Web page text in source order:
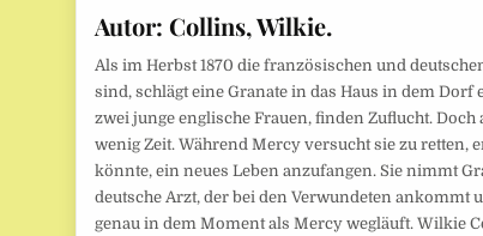
Autor: Collins, Wilkie.
Als im Herbst 1870 die französischen und
sind, schlägt eine Granate in das Haus in dem
zwei junge englische Frauen, finden Zuflucht.
wenig Zeit. Während Mercy versucht sie zu retten,
könnte, ein neues Leben anzufangen. Sie nimmt
deutsche Arzt, der bei den Verwundeten ankommt
genau in dem Moment als Mercy wegläuft. Wilkie